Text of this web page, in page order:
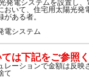
発電システムを設置し
おいて、住宅用太陽光
ある者。
電システム
は下記をご参照
ーションで金額は反映
て